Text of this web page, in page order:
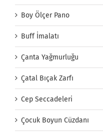
Boy Ölçer Pano
Buff İmalatı
Çanta Yağmurluğu
Çatal Bıçak Zarfı
Cep Seccadeleri
Çocuk Boyun Cüzdanı